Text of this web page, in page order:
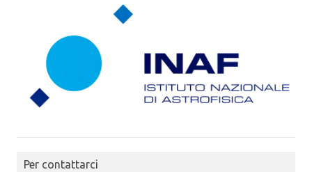
Per contattarci